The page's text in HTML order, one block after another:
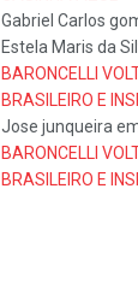
Gabriel Carlos
Estela Maris da
BARONCELLI
BRASILEIRO E
Jose junqueira
BARONCELLI
BRASILEIRO E